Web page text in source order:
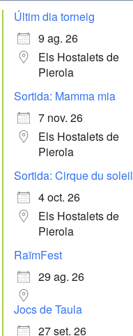
Últim dia torneig
9 ag. 26
Els Hostalets de
Pierola
Sortida: Mamma mia
7 nov. 26
Els Hostalets de
Pierola
Sortida: Cirque du soleil
4 oct. 26
Els Hostalets de
Pierola
RaïmFest
29 ag. 26
Jocs de Taula
27 set. 26